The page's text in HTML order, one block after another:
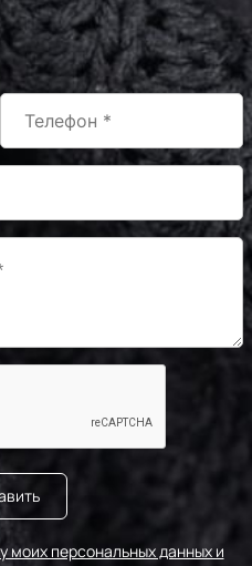
МП-20-F236/2
2400000683230
МП-20-F201/1
МП-20-243/2
2400000683254
моих персональных данных и